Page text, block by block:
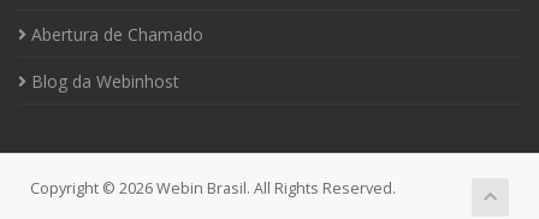
Abertura de Chamado
Blog da Webinhost
Copyright © 2026 Webin Brasil. All Rights Reserved.